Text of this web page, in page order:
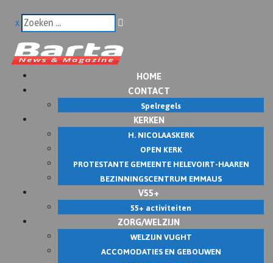
x
HOME
CONTACT
Spelregels
KERKEN
H. NICOLAASKERK
OPEN KERK
PROTESTANTE GEMEENTE HELEVOIRT-HAAREN
BEZINNINGSCENTRUM EMMAUS
V55+
55+ activiteiten
ZORG/WELZIJN
WELZIJN VUGHT
ACCOMODATIES EN GEBOUWEN